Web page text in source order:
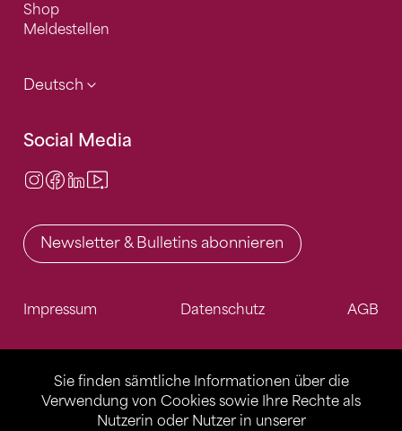
Sie finden sämtliche Informationen über die
Verwendung von Cookies sowie Ihre Rechte als
Nutzerin oder Nutzer in unserer
Shop
Meldestellen
Deutsch
Social Media
Instagram
Facebook
LinkedIn
Newsletter & Bulletins abonnieren
Impressum Datenschutz AGB